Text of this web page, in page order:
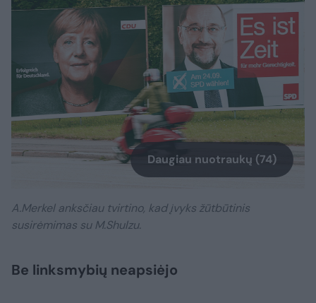
Daugiau nuotraukų (74)
A.Merkel anksčiau tvirtino, kad įvyks žūtbūtinis
susirėmimas su M.Shulzu.
Be linksmybių neapsiėjo